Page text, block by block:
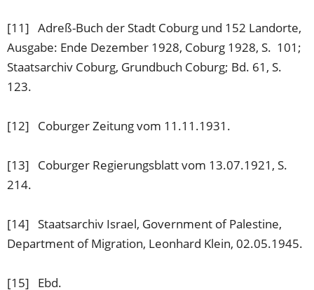
[11] Adreß-Buch der Stadt Coburg und 152 Landorte,
Ausgabe: Ende Dezember 1928, Coburg 1928, S. 101;
Staatsarchiv Coburg, Grundbuch Coburg; Bd. 61, S.
123.
[12] Coburger Zeitung vom 11.11.1931.
[13] Coburger Regierungsblatt vom 13.07.1921, S.
214.
[14] Staatsarchiv Israel, Government of Palestine,
Department of Migration, Leonhard Klein, 02.05.1945.
[15] Ebd.